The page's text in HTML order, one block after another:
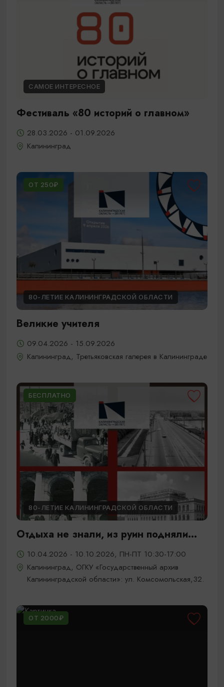
САМОЕ ИНТЕРЕСНОЕ
Фестиваль «80 историй о главном»
28.03.2026 - 01.09.2026
Калининград
ОТ 250₽
80-ЛЕТИЕ КАЛИНИНГРАДСКОЙ ОБЛАСТИ
Великие учителя
09.04.2026 - 15.09.2026
Калининград, Третьяковская галерея в Калининграде
БЕСПЛАТНО
80-ЛЕТИЕ КАЛИНИНГРАДСКОЙ ОБЛАСТИ
Отдыха не знали, из руин подняли...
10.04.2026 - 10.10.2026, ПН-ПТ 10:30-17:00
Калининград, ОГКУ «Государственный архив
Калининградской области»: ул. Комсомольская,32.
ОТ 2000₽